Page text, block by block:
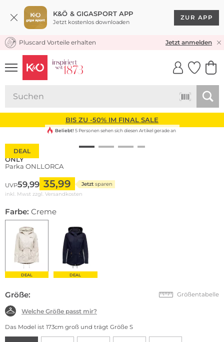
K&Ö & GIGASPORT APP
Jetzt kostenlos downloaden
ZUR APP
KOSTENLOSER VERSAND* & RÜCKVERSAND
Pluscard Vorteile erhalten Jetzt anmelden
UNSERE APP
CLICK &
BIS ZU -50% IM FINAL SALE
DEAL
Beliebt! 5 Personen sehen sich diesen Artikel gerade an
ONLY
Parka ONLLORCA
UVP59,99 35,99 Jetzt sparen
inkl. Mwst zzgl. Versandkosten
Farbe: Creme
DEAL DEAL
Größe: Größentabelle
Welche Größe passt mir?
Das Model ist 173cm groß und trägt Größe S